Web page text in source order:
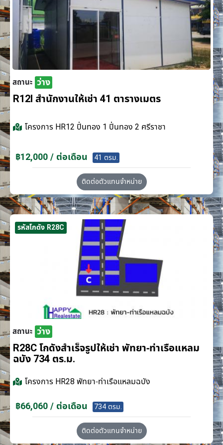
สถานะ ว่าง
R12I สำนักงานให้เช่า 41 ตารางเมตร
โครงการ HR12 ปิ่นทอง 1 ปิ่นทอง 2 ศรีราชา
฿12,000 / ต่อเดือน 41 ตรม.
ติดต่อตัวแทนจำหน่าย
รหัสโกดัง R28C
สถานะ ว่าง
R28C โกดังสำเร็จรูปให้เช่า พัทยา-ท่าเรือแหลม
ฉบัง 734 ตร.ม.
โครงการ HR28 พัทยา-ท่าเรือแหลมฉบัง
฿66,060 / ต่อเดือน 734 ตรม.
ติดต่อตัวแทนจำหน่าย